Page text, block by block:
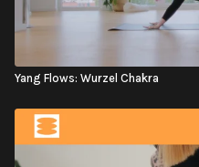
Yang Flows: Wurzel Chakra